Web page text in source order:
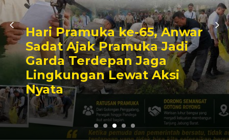
Hari Pramuka ke-65, Anwar
Sadat Ajak Pramuka Jadi
Garda Terdepan Jaga
Lingkungan Lewat Aksi
Nyata